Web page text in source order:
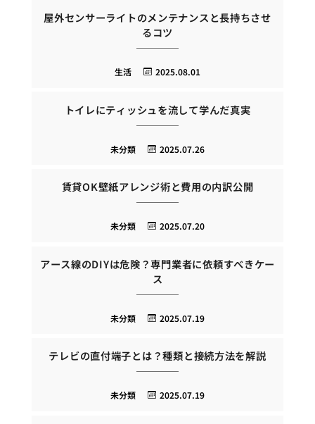
屋外センサーライトのメンテナンスと長持ちさせ
るコツ
2025.08.01
生活
トイレにティッシュを流して学んだ真実
2025.07.26
未分類
賃貸OK壁紙アレンジ術と費用の内訳公開
2025.07.20
未分類
アース線のDIYは危険？専門業者に依頼すべきケー
ス
2025.07.19
未分類
テレビの直付端子とは？種類と接続方法を解説
2025.07.19
未分類